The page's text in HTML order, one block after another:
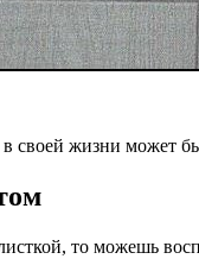
жизни может
то можешь